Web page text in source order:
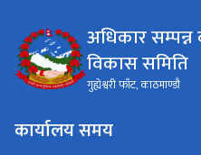
अधिकार
विकास समिति
गुह्येश्वरी फाँट, काठमाण्डौ
कार्यालय समय